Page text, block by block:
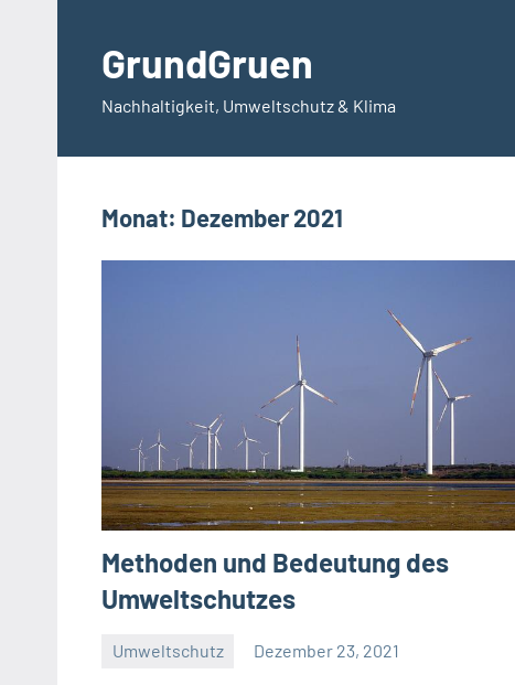
springenGrundGruen
Nachhaltigkeit, Umweltschutz & Klima
Monat: Dezember 2021
Methoden und Bedeutung des
Umweltschutzes
Umweltschutz Dezember 23, 2021